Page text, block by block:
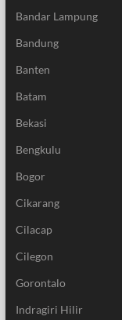
Bandar Lampung
Bandung
Banten
Batam
Bekasi
Bengkulu
Bogor
Cikarang
Cilacap
Cilegon
Gorontalo
Indragiri Hilir